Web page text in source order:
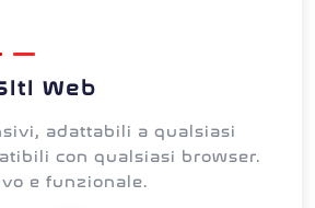
Web
adattabili a qualsiasi
con qualsiasi browser.
e funzionale.